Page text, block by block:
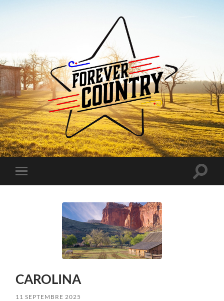
Forever
Country
Toggle
mobile
Toggle
CAROLINA
11 SEPTEMBRE 2025